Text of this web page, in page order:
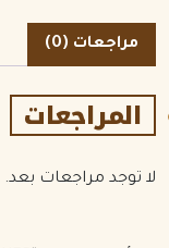
مراجعات (0)
المراجعات
لا توجد مراجعات بعد.